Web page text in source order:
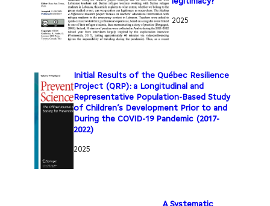
2025
Initial Results of the Québec Resilience
Project (QRP): a Longitudinal and
Representative Population-Based Study
of Children’s Development Prior to and
During the COVID-19 Pandemic (2017-
2022)
2025